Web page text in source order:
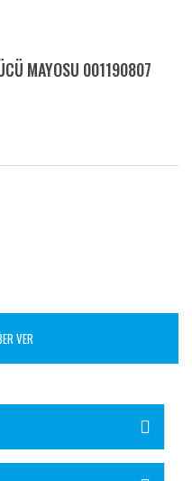
MAYOSU 001190807
VER